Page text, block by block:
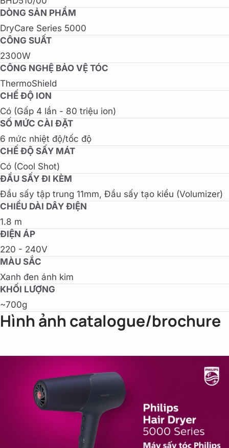
DÒNG SẢN PHẨM
DryCare Series 5000
CÔNG SUẤT
2300W
CÔNG NGHỆ BẢO VỆ TÓC
ThermoShield
CHẾ ĐỘ ION
Có (Gấp 4 lần - 80 triệu ion)
SỐ MỨC CÀI ĐẶT
6 mức nhiệt độ/tốc độ
CHẾ ĐỘ SẤY MÁT
Có (Cool Shot)
ĐẦU SẤY ĐI KÈM
Đầu sấy tập trung 11mm, Đầu sấy tạo kiểu (Volumizer)
CHIỀU DÀI DÂY ĐIỆN
1.8 m
ĐIỆN ÁP
220 - 240V
MÀU SẮC
Xanh đen ánh kim
KHỐI LƯỢNG
~700g
Hình ảnh catalogue/brochure